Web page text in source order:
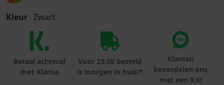
Kleur Zwart
Betaal achteraf
met Klarna
Voor 23:59 besteld
is morgen in huis!*
Klanten
beoordelen ons
met een 9,6!